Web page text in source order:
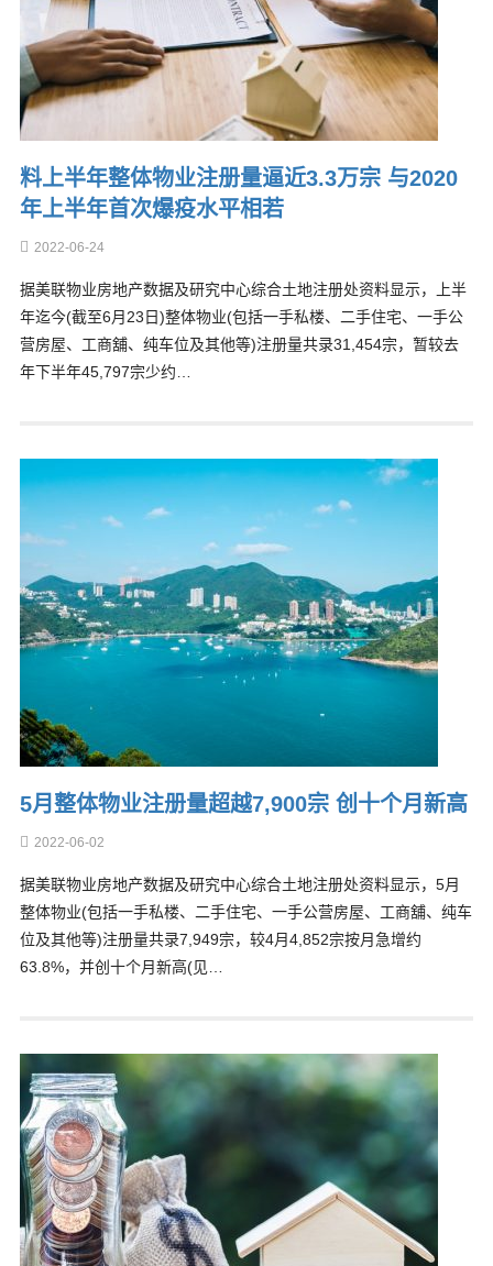
料上半年整体物业注册量逼近3.3万宗 与2020
年上半年首次爆疫水平相若
2022-06-24
据美联物业房地产数据及研究中心综合土地注册处资料显示，上半
年迄今(截至6月23日)整体物业(包括一手私楼、二手住宅、一手公
营房屋、工商舖、纯车位及其他等)注册量共录31,454宗，暂较去
年下半年45,797宗少约…
5月整体物业注册量超越7,900宗 创十个月新高
2022-06-02
据美联物业房地产数据及研究中心综合土地注册处资料显示，5月
整体物业(包括一手私楼、二手住宅、一手公营房屋、工商舖、纯车
位及其他等)注册量共录7,949宗，较4月4,852宗按月急增约
63.8%，并创十个月新高(见…